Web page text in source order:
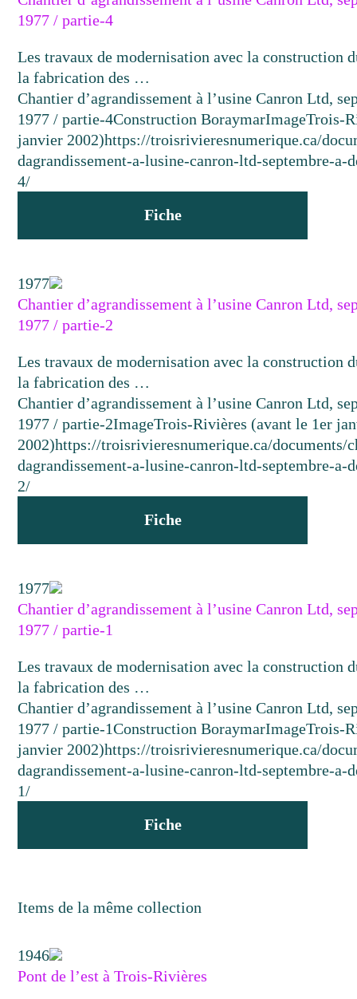
1977 / partie-4
Les travaux de modernisation avec la construction
la fabrication des …
Chantier d’agrandissement à l’usine Canron Ltd,
1977 / partie-4Construction BoraymarImageTrois-
janvier 2002)https://troisrivieresnumerique.ca/
dagrandissement-a-lusine-canron-ltd-septembre-a-
4/
Fiche
1977
Chantier d’agrandissement à l’usine Canron Ltd,
1977 / partie-2
Les travaux de modernisation avec la construction
la fabrication des …
Chantier d’agrandissement à l’usine Canron Ltd,
1977 / partie-2ImageTrois-Rivières (avant le 1er
2002)https://troisrivieresnumerique.ca/documents/
dagrandissement-a-lusine-canron-ltd-septembre-a-
2/
Fiche
1977
Chantier d’agrandissement à l’usine Canron Ltd,
1977 / partie-1
Les travaux de modernisation avec la construction
la fabrication des …
Chantier d’agrandissement à l’usine Canron Ltd,
1977 / partie-1Construction BoraymarImageTrois-
janvier 2002)https://troisrivieresnumerique.ca/
dagrandissement-a-lusine-canron-ltd-septembre-a-
1/
Fiche
Items de la même collection
1946
Pont de l’est à Trois-Rivières